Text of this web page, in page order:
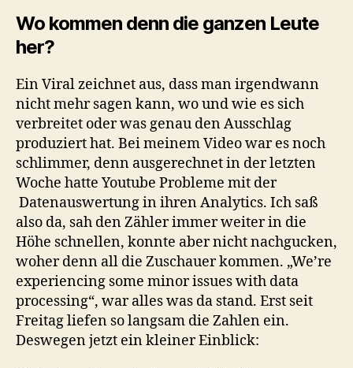
Wo kommen denn die ganzen Leute
her?
Ein Viral zeichnet aus, dass man irgendwann
nicht mehr sagen kann, wo und wie es sich
verbreitet oder was genau den Ausschlag
produziert hat. Bei meinem Video war es noch
schlimmer, denn ausgerechnet in der letzten
Woche hatte Youtube Probleme mit der
Datenauswertung in ihren Analytics. Ich saß
also da, sah den Zähler immer weiter in die
Höhe schnellen, konnte aber nicht nachgucken,
woher denn all die Zuschauer kommen. „We’re
experiencing some minor issues with data
processing“, war alles was da stand. Erst seit
Freitag liefen so langsam die Zahlen ein.
Deswegen jetzt ein kleiner Einblick: